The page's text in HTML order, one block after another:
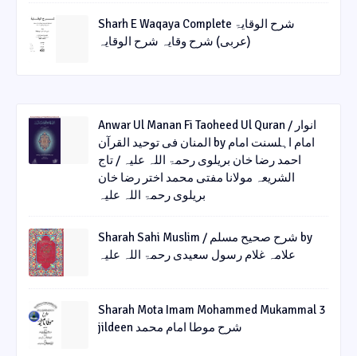
Sharh E Waqaya Complete شرح الوقایۃ
(عربی) شرح وقایہ شرح الوقایہ
Anwar Ul Manan Fi Taoheed Ul Quran / انوار
المنان فی توحید القرآن by امام اہلسنت امام
احمد رضا خان بریلوی رحمۃ اللہ علیہ / تاج
الشریعہ مولانا مفتی محمد اختر رضا خان
بریلوی رحمۃ اللہ علیہ
Sharah Sahi Muslim / شرح صحیح مسلم by
علامہ غلام رسول سعیدی رحمۃ اللہ علیہ
Sharah Mota Imam Mohammed Mukammal 3
jildeen شرح موطا امام محمد